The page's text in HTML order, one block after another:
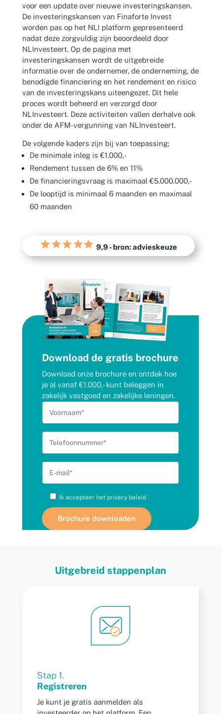
voor een update over nieuwe investeringskansen.
De investeringskansen van Finaforte Invest
worden pas op het NLI platform gepresenteerd
nadat deze zorgvuldig zijn beoordeeld door
NLInvesteert. Op de pagina met
investeringskansen wordt de uitgebreide
informatie over de ondernemer, de onderneming, de
benodigde financiering en het rendement en risico
van de investeringskans uiteengezet. Dit hele
proces wordt beheerd en verzorgd door
NLInvesteert. Deze activiteiten vallen derhalve ook
onder de AFM-vergunning van NLInvesteert.
De volgende kaders zijn bij van toepassing;
De minimale inleg is €1.000,-
Rendement tussen de 6% en 11%
De financieringsvraag is maximaal €5.000.000,-
De looptijd is minimaal 6 maanden en maximaal
60 maanden
9,9- bron: advieskeuze
Download de gratis brochure
Download onze brochure en ontdek hoe
je al vanaf €1.000,- kunt beleggen in
zakelijk vastgoed en zakelijke leningen.
Ik accepteer het privacy beleid
Uitgebreid stappenplan
Stap 1.
Registreren
Je kunt je gratis aanmelden als